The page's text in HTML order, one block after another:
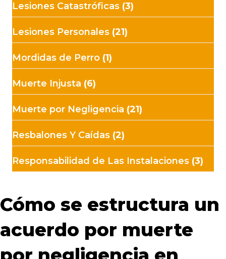
Lesiones Catastróficas (3)
Lesiones Personales (21)
Mordidas de Perro (1)
Muerte Injusta (6)
Muerte por Negligencia (21)
Resbalones Y Caídas (2)
Responsabilidad de Las Instalaciones (3)
Cómo se estructura un
acuerdo por muerte